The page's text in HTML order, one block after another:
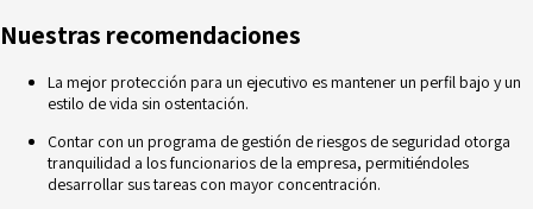
Nuestras recomendaciones
La mejor protección para un ejecutivo es mantener un perfil bajo y un
estilo de vida sin ostentación.
Contar con un programa de gestión de riesgos de seguridad otorga
tranquilidad a los funcionarios de la empresa, permitiéndoles
desarrollar sus tareas con mayor concentración.